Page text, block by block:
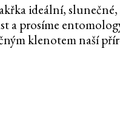
ideální,
a prosíme
klenotem naší